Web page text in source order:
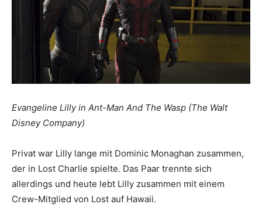
Evangeline Lilly in Ant-Man And The Wasp (The Walt
Disney Company)
Privat war Lilly lange mit Dominic Monaghan zusammen,
der in Lost Charlie spielte. Das Paar trennte sich
allerdings und heute lebt Lilly zusammen mit einem
Crew-Mitglied von Lost auf Hawaii.